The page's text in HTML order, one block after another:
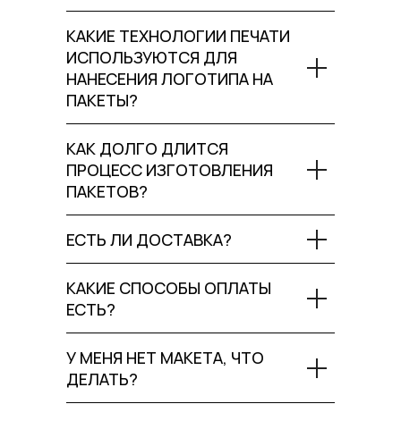
КАКИЕ ТЕХНОЛОГИИ ПЕЧАТИ
ИСПОЛЬЗУЮТСЯ ДЛЯ
НАНЕСЕНИЯ ЛОГОТИПА НА
ПАКЕТЫ?
КАК ДОЛГО ДЛИТСЯ
ПРОЦЕСС ИЗГОТОВЛЕНИЯ
ПАКЕТОВ?
ЕСТЬ ЛИ ДОСТАВКА?
КАКИЕ СПОСОБЫ ОПЛАТЫ
ЕСТЬ?
У МЕНЯ НЕТ МАКЕТА, ЧТО
ДЕЛАТЬ?